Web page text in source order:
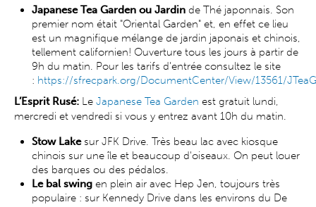
Japanese Tea Garden ou Jardin de Thé japonnais. Son
premier nom était "Oriental Garden" et, en effet ce lieu
est un magnifique mélange de jardin japonais et chinois,
tellement californien! Ouverture tous les jours à partir de
9h du matin. Pour les tarifs d’entrée consultez le site
: https://sfrecpark.org/DocumentCenter/View/13561/
L’Esprit Rusé: Le Japanese Tea Garden est gratuit lundi,
mercredi et vendredi si vous y entrez avant 10h du matin.
Stow Lake sur JFK Drive. Très beau lac avec kiosque
chinois sur une île et beaucoup d'oiseaux. On peut louer
des barques ou des pédalos.
Le bal swing en plein air avec Hep Jen, toujours très
populaire : sur Kennedy Drive dans les environs du De